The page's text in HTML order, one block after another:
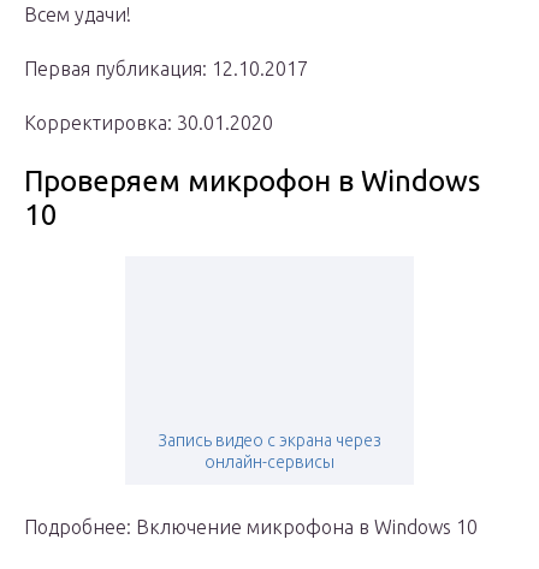
Всем удачи!
Первая публикация: 12.10.2017
Корректировка: 30.01.2020
Проверяем микрофон в Windows
10
Запись видео с экрана через
онлайн-сервисы
Подробнее: Включение микрофона в Windows 10